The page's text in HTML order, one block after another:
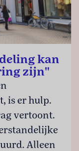
kan
zijn"
is er hulp.
vertoont.
Alleen